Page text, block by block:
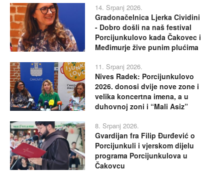
14. Srpanj 2026.
Gradonačelnica Ljerka Cividini
- Dobro došli na naš festival
Porcijunkulovo kada Čakovec i
Međimurje žive punim plućima
11. Srpanj 2026.
Nives Radek: Porcijunkulovo
2026. donosi dvije nove zone i
velika koncertna imena, a u
duhovnoj zoni i “Mali Asiz”
8. Srpanj 2026.
Gvardijan fra Filip Đurđević o
Porcijunkuli i vjerskom dijelu
programa Porcijunkulova u
Čakovcu